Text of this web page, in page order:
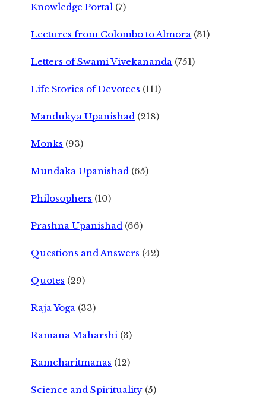
Knowledge Portal (7)
Lectures from Colombo to Almora (31)
Letters of Swami Vivekananda (751)
Life Stories of Devotees (111)
Mandukya Upanishad (218)
Monks (93)
Mundaka Upanishad (65)
Philosophers (10)
Prashna Upanishad (66)
Questions and Answers (42)
Quotes (29)
Raja Yoga (33)
Ramana Maharshi (3)
Ramcharitmanas (12)
Science and Spirituality (5)